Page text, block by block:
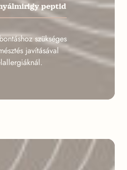
peptid
szükséges
javításával